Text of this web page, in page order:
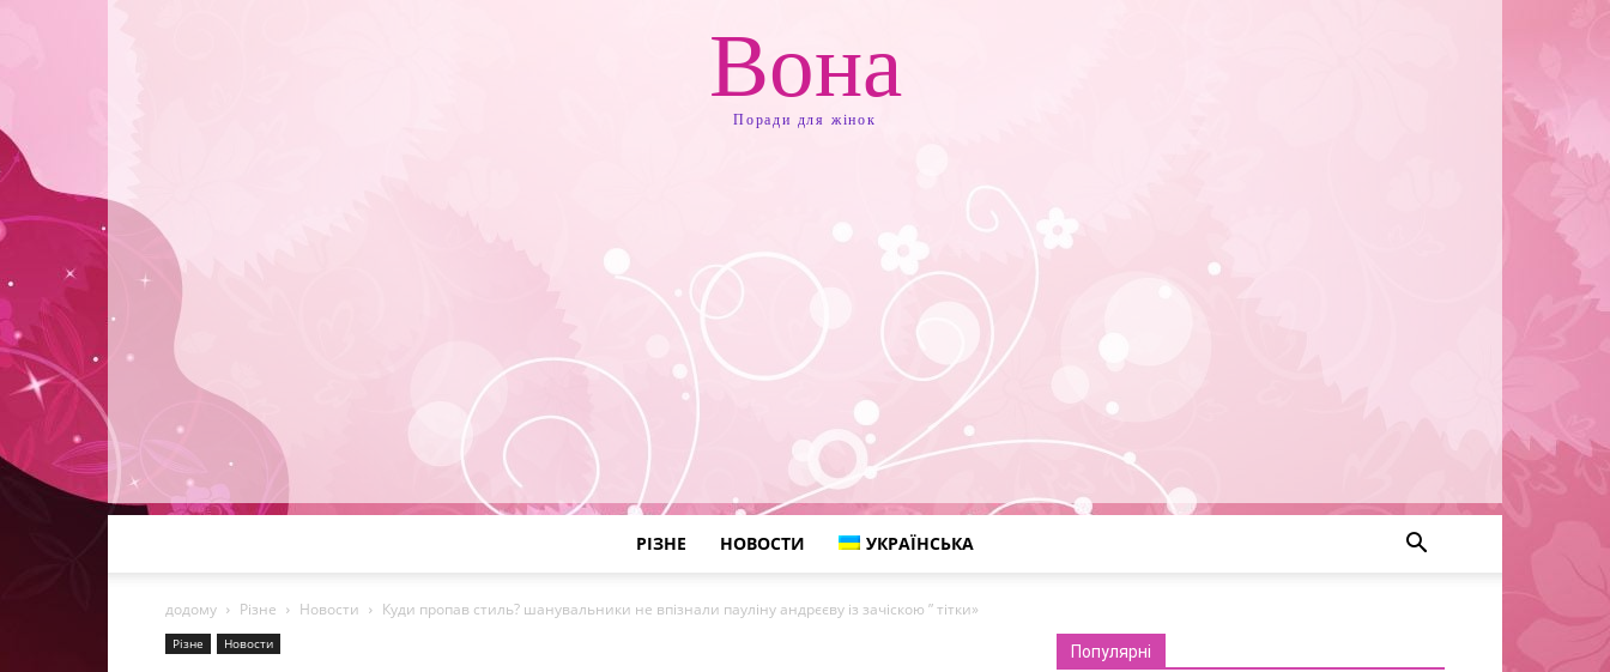
Вона
Поради для жінок
РІЗНЕ НОВОСТИ УКРАЇНСЬКА
додому Різне Новости Куди пропав стиль? шанувальники не впізнали пауліну андрєєву із зачіскою ” тітки»
Різне Новости Популярні